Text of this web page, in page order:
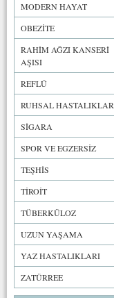
MODERN HAYAT
OBEZİTE
RAHİM AĞZI KANSERİ
AŞISI
REFLÜ
RUHSAL HASTALIKLAR
SİGARA
SPOR VE EGZERSİZ
TEŞHİS
TİROİT
TÜBERKÜLOZ
UZUN YAŞAMA
YAZ HASTALIKLARI
ZATÜRREE